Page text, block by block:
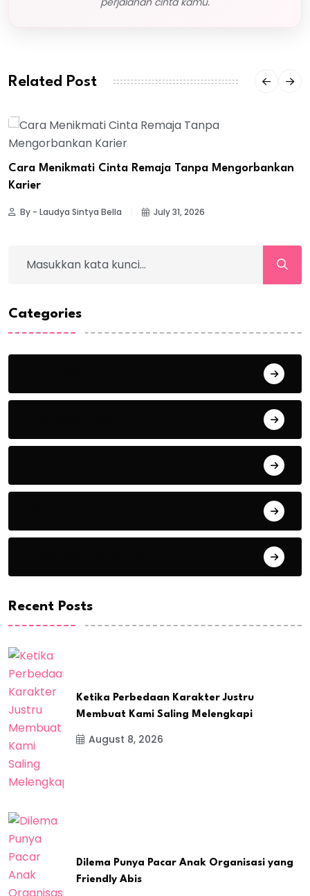
Related Post
Cara Menikmati Cinta Remaja Tanpa Mengorbankan
Karier
By - Laudya Sintya Bella July 31, 2026
Categories
Recent Posts
Ketika Perbedaan Karakter Justru
Membuat Kami Saling Melengkapi
August 8, 2026
Dilema Punya Pacar Anak Organisasi yang
Friendly Abis